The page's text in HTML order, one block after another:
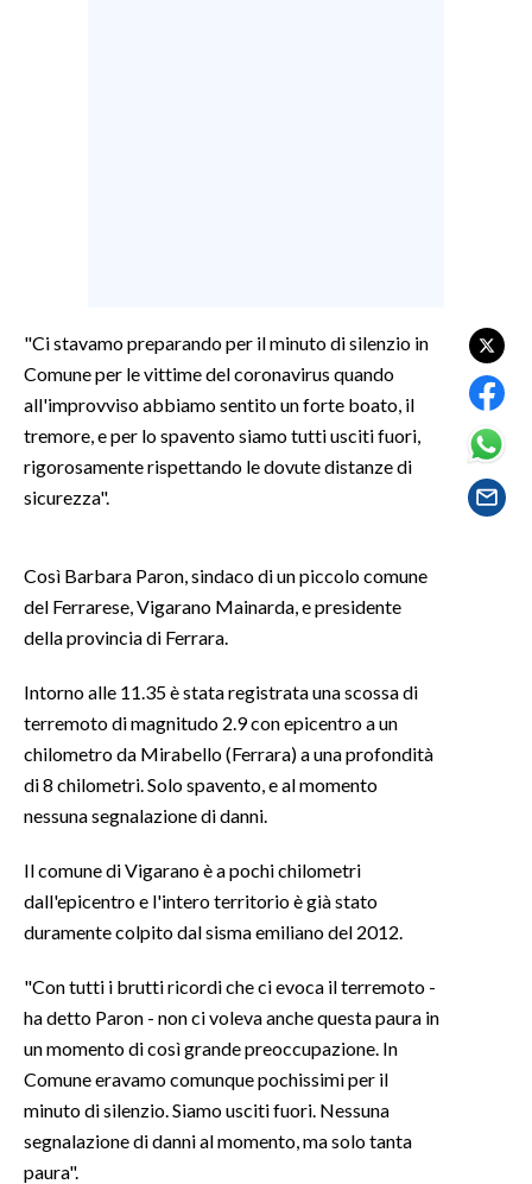
SPETTACOLI
GOSSIP
SARDI NEL MONDO
NOTIZIE
#CARAUNIONE
3 MINUTI CON
INFO AZIENDE
ABBONATI
ANNUNCI
NECROLOGI
PUBBLICITÀ
SPIAGGE
STORE
"Ci stavamo preparando per il minuto di silenzio in
Comune per le vittime del coronavirus quando
all'improvviso abbiamo sentito un forte boato, il
tremore, e per lo spavento siamo tutti usciti fuori,
rigorosamente rispettando le dovute distanze di
sicurezza".
Così Barbara Paron, sindaco di un piccolo comune
del Ferrarese, Vigarano Mainarda, e presidente
della provincia di Ferrara.
Intorno alle 11.35 è stata registrata una scossa di
terremoto di magnitudo 2.9 con epicentro a un
chilometro da Mirabello (Ferrara) a una profondità
di 8 chilometri. Solo spavento, e al momento
nessuna segnalazione di danni.
Il comune di Vigarano è a pochi chilometri
dall'epicentro e l'intero territorio è già stato
duramente colpito dal sisma emiliano del 2012.
"Con tutti i brutti ricordi che ci evoca il terremoto -
ha detto Paron - non ci voleva anche questa paura in
un momento di così grande preoccupazione. In
Comune eravamo comunque pochissimi per il
minuto di silenzio. Siamo usciti fuori. Nessuna
segnalazione di danni al momento, ma solo tanta
paura".